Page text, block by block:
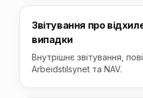
Звітування про
випадки
Внутрішнє звітування,
Arbeidstilsynet та NAV.